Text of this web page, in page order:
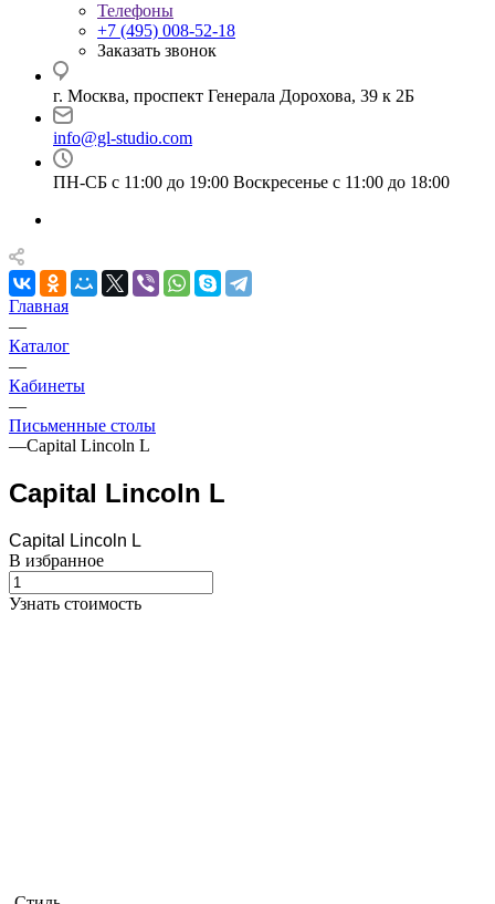
Телефоны
+7 (495) 008-52-18
Заказать звонок
г. Москва, проспект Генерала Дорохова, 39 к 2Б
info@gl-studio.com
ПН-СБ с 11:00 до 19:00 Воскресенье с 11:00 до 18:00
Главная
—
Каталог
—
Кабинеты
—
Письменные столы
—Capital Lincoln L
Capital Lincoln L
Capital Lincoln L
В избранное
Узнать стоимость